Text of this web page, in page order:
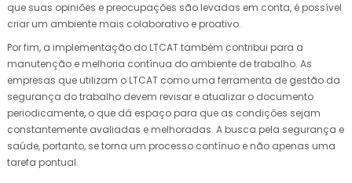
que suas opiniões e preocupações são levadas em conta, é possível
criar um ambiente mais colaborativo e proativo.
Por fim, a implementação do LTCAT também contribui para a
manutenção e melhoria contínua do ambiente de trabalho. As
empresas que utilizam o LTCAT como uma ferramenta de gestão da
segurança do trabalho devem revisar e atualizar o documento
periodicamente, o que dá espaço para que as condições sejam
constantemente avaliadas e melhoradas. A busca pela segurança e
saúde, portanto, se torna um processo contínuo e não apenas uma
tarefa pontual.